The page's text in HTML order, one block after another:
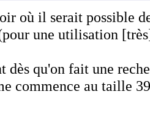
où il serait possible
une utilisation
dès qu'on fait une
commence au taille